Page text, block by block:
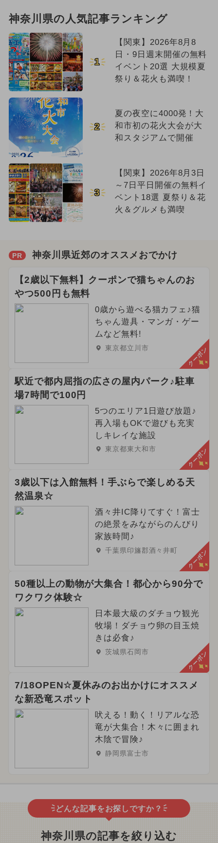
神奈川県の人気記事ランキング
1
【関東】2026年8月8
日・9日週末開催の無料
イベント20選 大規模夏
祭り＆花火も満喫！
2
夏の夜空に4000発！大
和市初の花火大会が大
和スタジアムで開催
3
【関東】2026年8月3日
～7日平日開催の無料イ
ベント18選 夏祭り＆花
火＆グルメも満喫
PR 神奈川県近郊のオススメおでかけ
【2歳以下無料】クーポンで猫ちゃんのお
やつ500円も無料
0歳から遊べる猫カフェ♪猫
ちゃん遊具・マンガ・ゲー
ムなど無料!
東京都立川市 クーポン
駅近で都内屈指の広さの屋内パーク♪駐車
場7時間で100円
5つのエリア1日遊び放題♪
再入場もOKで遊びも充実
しキレイな施設
東京都東大和市 クーポン
3歳以下は入館無料！手ぶらで楽しめる天
然温泉☆
酒々井IC降りてすぐ！富士
の絶景をみながらのんびり
家族時間♪
千葉県印旛郡酒々井町 クーポン
50種以上の動物が大集合！都心から90分で
ワクワク体験☆
日本最大級のダチョウ観光
牧場！ダチョウ卵の目玉焼
きは必食♪
茨城県石岡市 クーポン
7/18OPEN☆夏休みのお出かけにオススメ
な新恐竜スポット
吠える！動く！リアルな恐
竜が大集合！木々に囲まれ
木陰で冒険♪
静岡県富士市
どんな記事をお探しですか？
神奈川県の記事を絞り込む